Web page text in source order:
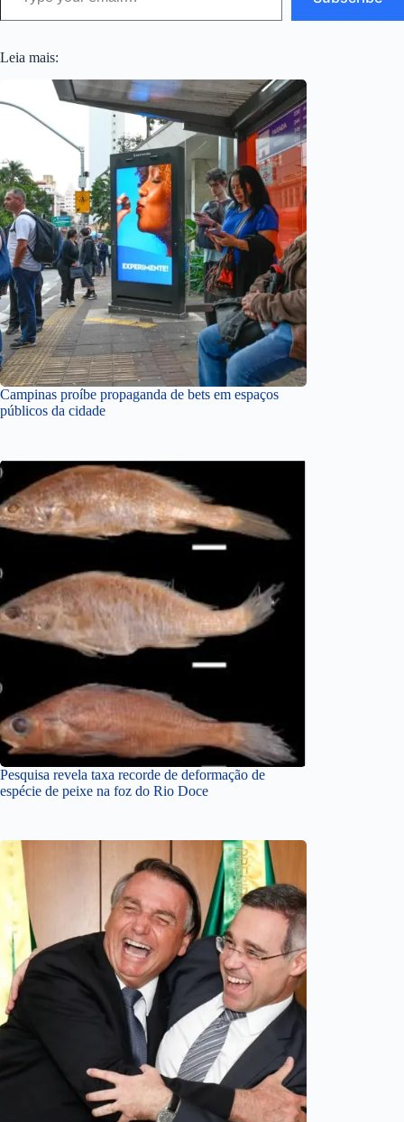
Leia mais:
Campinas proíbe propaganda de bets em espaços
públicos da cidade
Pesquisa revela taxa recorde de deformação de
espécie de peixe na foz do Rio Doce